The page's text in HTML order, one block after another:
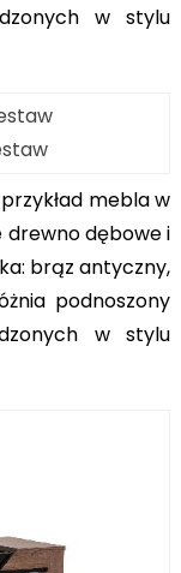
w stylu
mebla w
drewno dębowe i
brąz antyczny,
podnoszony
w stylu